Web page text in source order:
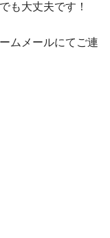
も大丈夫です！
ムメールにてご連